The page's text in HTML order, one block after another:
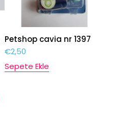
Petshop cavia nr 1397
€2,50
Sepete Ekle